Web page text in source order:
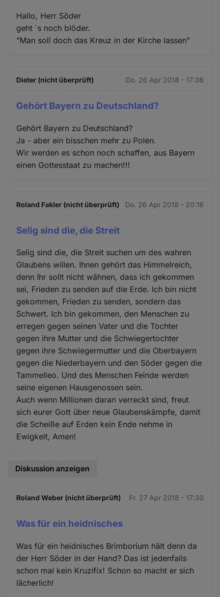
Hallo, Herr Söder
geht ´s noch blöder.
"Man soll doch das Kreuz in der Kirche lassen"
Dieter (nicht überprüft) Do. 26 Apr 2018 - 17:36
Gehört Bayern zu Deutschland?
Gehört Bayern zu Deutschland?
Ja - aber ein bisschen mehr zu Polen.
Wir werden es schon noch schaffen, aus Bayern
einen Gottesstaat zu machen!!!
Roland Fakler (nicht überprüft) Do. 26 Apr 2018 - 20:16
Selig sind die, die Streit
Selig sind die, die Streit suchen um des wahren
Glaubens willen. Ihnen gehört das Himmelreich,
denn Ihr sollt nicht wähnen, dass ich gekommen
sei, Frieden zu senden auf die Erde. Ich bin nicht
gekommen, Frieden zu senden, sondern das
Schwert. Ich bin gekommen, den Menschen zu
erregen gegen seinen Vater und die Tochter
gegen ihre Mutter und die Schwiegertochter
gegen ihre Schwiegermutter und die Oberbayern
gegen die Niederbayern und den Söder gegen die
Tammelleo. Und des Menschen Feinde werden
seine eigenen Hausgenossen sein.
Auch wenn Millionen daran verreckt sind, freut
sich eurer Gott über neue Glaubenskämpfe, damit
die Scheiße auf Erden kein Ende nehme in
Ewigkeit, Amen!
Diskussion anzeigen
Roland Weber (nicht überprüft) Fr. 27 Apr 2018 - 17:30
Was für ein heidnisches
Was für ein heidnisches Brimborium hält denn da
der Herr Söder in der Hand? Das ist jedenfalls
schon mal kein Kruzifix! Schon so macht er sich
lächerlich!